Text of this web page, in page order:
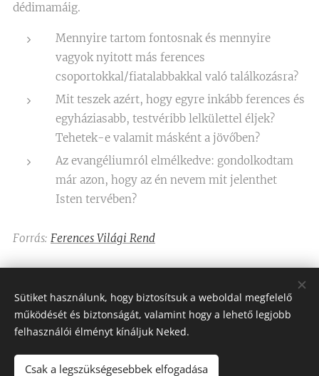
dédimamáig.
Mennyire tartom fontosnak és mennyire
vagyok nyitott más ferences
csoportokkal/fiatalabbakkal való találkozásra?
Mit teszek azért, hogy egyre inkább ferences és
egyháziasabb, testvéribb lelkülettel éljek?
Tehetek-e valamit másként a jövőben?
Az evangéliumról elmélkedve: gondolkodtam
már azon, hogy az én nevem mit jelenthet
Isten tervében?
Forrás: Ferences Világi Rend
Assisi Szent Ferenc Betegápoló Nővérei
Sütiket használunk, hogy biztosítsuk a weboldal megfelelő
működését és biztonságát, valamint hogy a lehető legjobb
felhasználói élményt kínáljuk Neked.
Csak a legszükségesebbek elfogadása